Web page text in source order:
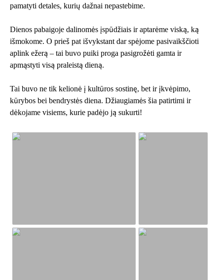
pamatyti detales, kurių dažnai nepastebime.
Dienos pabaigoje dalinomės įspūdžiais ir aptarėme viską, ką
išmokome. O prieš pat išvykstant dar spėjome pasivaikščioti
aplink ežerą – tai buvo puiki proga pasigrožėti gamta ir
apmąstyti visą praleistą dieną.
Tai buvo ne tik kelionė į kultūros sostinę, bet ir įkvėpimo,
kūrybos bei bendrystės diena. Džiaugiamės šia patirtimi ir
dėkojame visiems, kurie padėjo ją sukurti!